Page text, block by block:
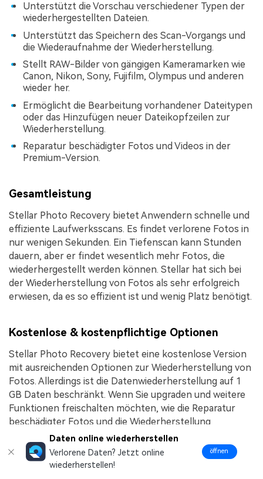
Unterstützt die Vorschau verschiedener Typen der
wiederhergestellten Dateien.
Unterstützt das Speichern des Scan-Vorgangs und
die Wiederaufnahme der Wiederherstellung.
Stellt RAW-Bilder von gängigen Kameramarken wie
Canon, Nikon, Sony, Fujifilm, Olympus und anderen
wieder her.
Ermöglicht die Bearbeitung vorhandener Dateitypen
oder das Hinzufügen neuer Dateikopfzeilen zur
Wiederherstellung.
Reparatur beschädigter Fotos und Videos in der
Premium-Version.
Gesamtleistung
Stellar Photo Recovery bietet Anwendern schnelle und
effiziente Laufwerksscans. Es findet verlorene Fotos in
nur wenigen Sekunden. Ein Tiefenscan kann Stunden
dauern, aber er findet wesentlich mehr Fotos, die
wiederhergestellt werden können. Stellar hat sich bei
der Wiederherstellung von Fotos als sehr erfolgreich
erwiesen, da es so effizient ist und wenig Platz benötigt.
Kostenlose & kostenpflichtige Optionen
Stellar Photo Recovery bietet eine kostenlose Version
mit ausreichenden Optionen zur Wiederherstellung von
Fotos. Allerdings ist die Datenwiederherstellung auf 1
GB Daten beschränkt. Wenn Sie upgraden und weitere
Funktionen freischalten möchten, wie die Reparatur
beschädigter Fotos und die Wiederherstellung
verlorener Partitionen, können Sie einen der Tarife
wählen:
Daten online wiederherstellen
Verlorene Daten? Jetzt online
wiederherstellen!
öffnen